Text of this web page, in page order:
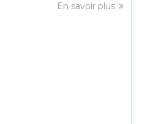
En savoir plus